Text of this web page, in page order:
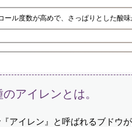
ール度数が高めで、さっぱりとした酸
アイレンとは。
『アイレン』と呼ばれるブドウ